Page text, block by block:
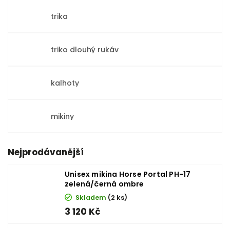
trika
triko dlouhý rukáv
kalhoty
mikiny
Nejprodávanější
Unisex mikina Horse Portal PH-17
zelená/černá ombre
Skladem (2 ks)
3 120 Kč